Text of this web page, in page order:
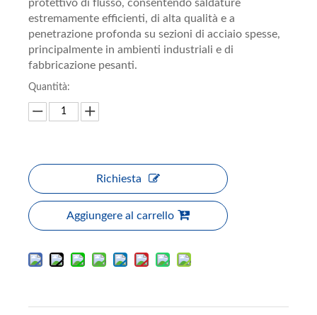
protettivo di flusso, consentendo saldature
estremamente efficienti, di alta qualità e a
penetrazione profonda su sezioni di acciaio spesse,
principalmente in ambienti industriali e di
fabbricazione pesanti.
Quantità:
Richiesta
Aggiungere al carrello